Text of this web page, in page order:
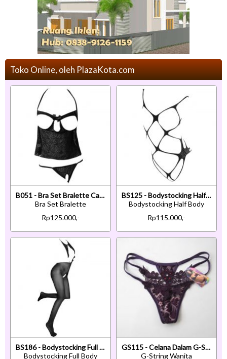
Toko Online, oleh PlazaKota.com
B051 - Bra Set Bralette Cami Halter Open Cup Hitam Celana Dalam Crotchless
Bra Set Bralette
Rp125.000,-
BS125 - Bodystocking Half Body Fishnet Hitam Open Cup Crotchless
Bodystocking Half Body
Rp115.000,-
BS186 - Bodystocking Full Body Halterneck Hitam Transparan Crotchless
Bodystocking Full Body
GS115 - Celana Dalam G-String Wanita Ungu Bunga
G-String Wanita